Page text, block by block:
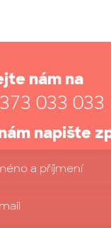
nám na
033 033
napište
a příjmení